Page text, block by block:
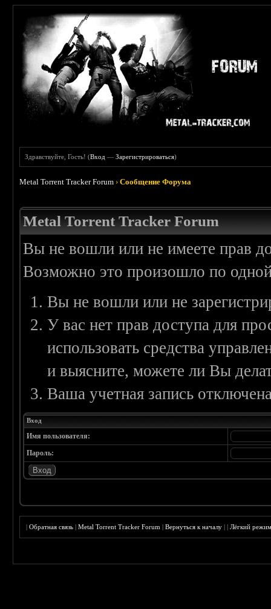
Здравствуйте, Гость! (Вход —Зарегистрироваться)
Metal Torrent Tracker Forum ›Сообщение Форума
Metal Torrent Tracker Forum
Вы не вошли или не имеете прав
Возможно это произошло по
Вы не вошли или не
У вас нет прав доступа для
использовать средства
и выясните, можете ли Вы
Ваша учетная запись
Вход
Имя пользователя:
Пароль:
|Обратная связь |Metal Torrent Tracker Forum |Вернуться к началу ||Лёгкий